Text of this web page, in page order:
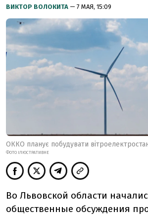
ВИКТОР ВОЛОКИТА — 7 МАЯ, 15:09
ОККО планує побудувати
ФОТО ІЛЮСТРАТИВНЕ
Во Львовской области
общественные обсуждения